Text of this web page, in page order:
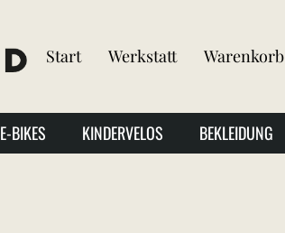
Start Werkstatt Warenkorb
E-BIKES KINDERVELOS BEKLEIDUNG